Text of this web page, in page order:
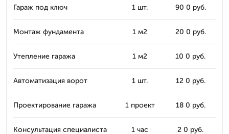
Гараж под ключ 1 шт. 90 0 руб.
Монтаж фундамента 1 м2 20 0 руб.
Утепление гаража 1 м2 10 0 руб.
Автоматизация ворот 1 шт. 12 0 руб.
Проектирование гаража 1 проект 18 0 руб.
Консультация специалиста 1 час 2 0 руб.